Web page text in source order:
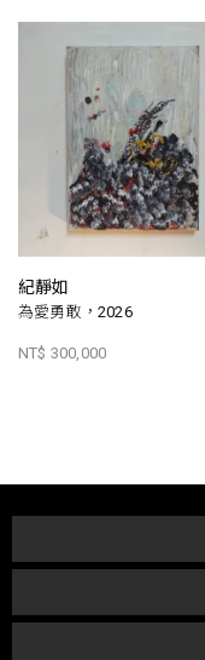
紀靜如
為愛勇敢，2026
NT$ 300,000